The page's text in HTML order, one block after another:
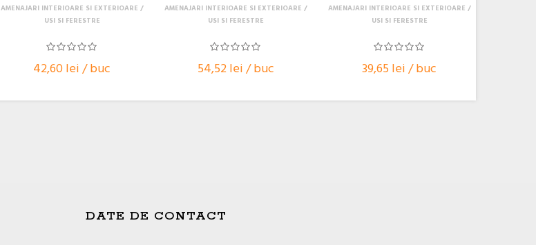
42,60 lei / buc
AMENAJARI INTERIOARE SI EXTERIOARE
USI SI FERESTRE
54,52 lei / buc
AMENAJARI INTERIOARE SI EXTERIOARE
USI SI FERESTRE
39,65 lei / buc
AMENAJARI INTERIOARE SI EXTERIOARE
USI SI FERESTRE
DATE DE CONTACT